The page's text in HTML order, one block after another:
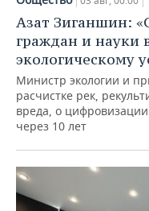
Азат Зиганшин:
граждан и науки
экологическому
Министр экологии и
расчистке рек,
вреда, о
через 10 лет